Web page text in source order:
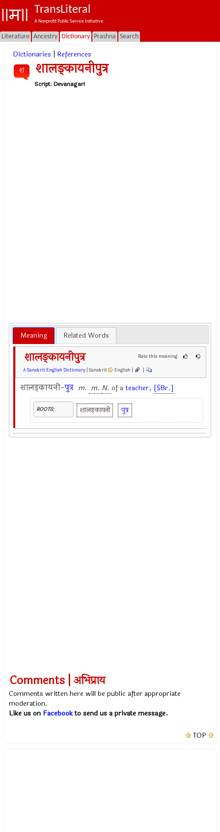
TransLiteral
A Nonprofit Public Service Initiative.
Literature Ancestry Dictionary Prashna Search
Dictionaries References
श शालङ्कायनीपुत्र
Script:Devanagari
Meaning Related Words
Rate this meaning
शालङ्कायनीपुत्र
A Sanskrit English Dictionary | Sanskrit English | |
शालङ्कायनी-पुत्र m. m. N. of ateacher, [ŚBr.]
ROOTS: शालङ्कायनी पुत्र
Comments | अभिप्राय
Comments written here will be public after appropriate
moderation.
Like us on Facebookto send us a private message.
TOP